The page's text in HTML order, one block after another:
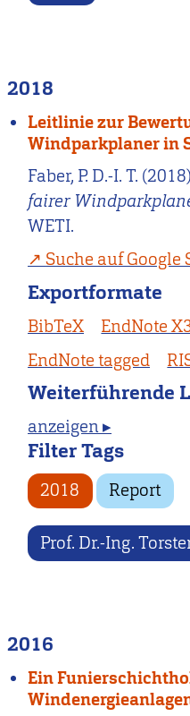
2018
Leitlinie zur
Windparkplaner in
Faber, P. D.-I. T.
fairer
WETI.
Suche auf Google
Exportformate
BibTeX EndNote
EndNote tagged
Weiterführende
anzeigen ▸
Filter Tags
2018 Report
Prof. Dr.-Ing.
2016
Ein